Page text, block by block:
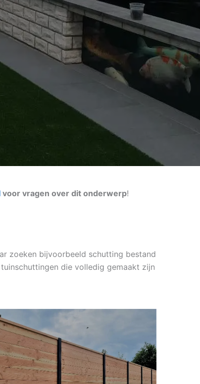
voor vragen over dit onderwerp!
zoeken bijvoorbeeld schutting bestand
die volledig gemaakt zijn